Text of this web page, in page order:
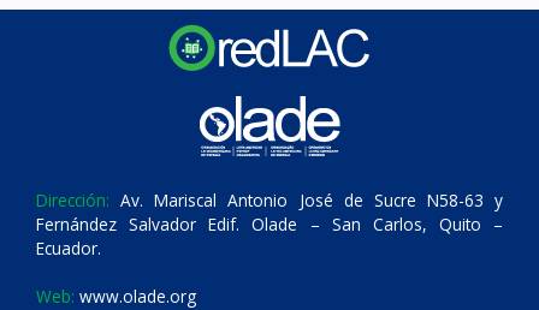
Dirección: Av. Mariscal Antonio José de Sucre N58-63 y
Fernández Salvador Edif. Olade – San Carlos, Quito –
Ecuador.
Web: www.olade.org